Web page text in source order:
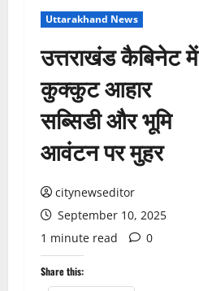
Uttarakhand News
उत्तराखंड कैबिनेट में
कुक्कुट आहार
सब्सिडी और भूमि
आवंटन पर मुहर
citynewseditor
September 10, 2025
1 minute read
0
Share this: